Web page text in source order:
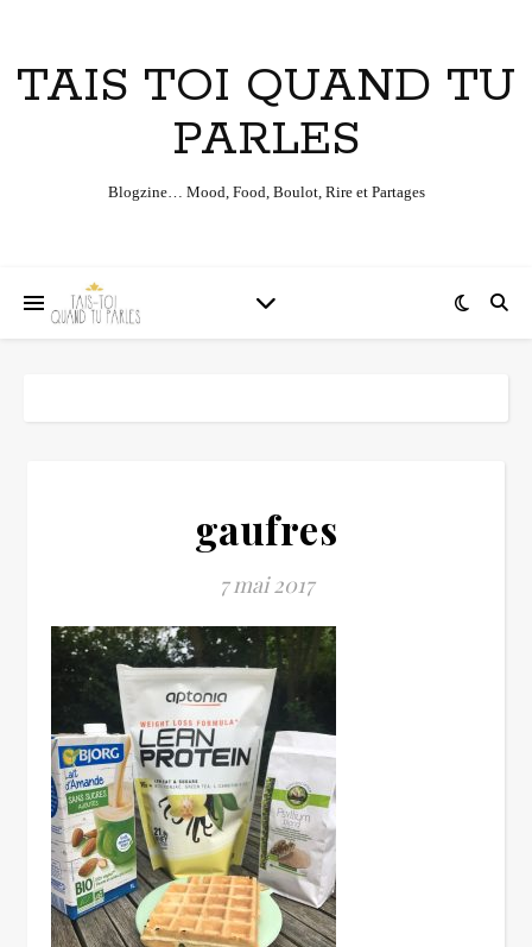
TAIS TOI QUAND TU
PARLES
Blogzine… Mood, Food, Boulot, Rire et Partages
gaufres
7 mai 2017